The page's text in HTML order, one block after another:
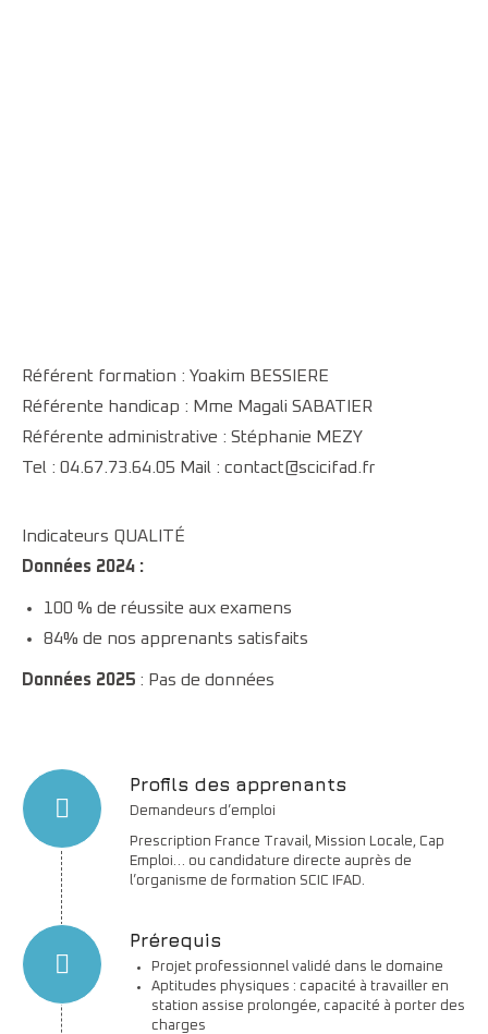
Référent formation : Yoakim BESSIERE
Référente handicap : Mme Magali SABATIER
Référente administrative : Stéphanie MEZY
Tel : 04.67.73.64.05 Mail : contact@scicifad.fr
Indicateurs QUALITÉ
Données 2024 :
100 % de réussite aux examens
84% de nos apprenants satisfaits
Données 2025 : Pas de données
Profils des apprenants
Demandeurs d’emploi
Prescription France Travail, Mission Locale, Cap
Emploi… ou candidature directe auprès de
l’organisme de formation SCIC IFAD.
Prérequis
Projet professionnel validé dans le domaine
Aptitudes physiques : capacité à travailler en
station assise prolongée, capacité à porter des
charges